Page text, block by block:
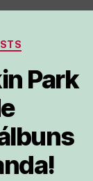
Park